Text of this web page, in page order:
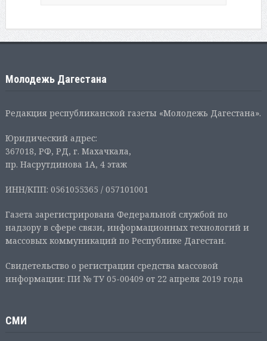
Молодежь Дагестана
Редакция республиканской газеты «Молодежь Дагестана».
Юридический адрес:
367018, РФ, РД, г. Махачкала,
пр. Насрутдинова 1А, 4 этаж
ИНН/КПП: 0561055365 / 057101001
Газета зарегистрирована Федеральной службой по
надзору в сфере связи, информационных технологий и
массовых коммуникаций по Республике Дагестан.
Свидетельство о регистрации средства массовой
информации: ПИ № ТУ 05-00409 от 22 апреля 2019 года
СМИ